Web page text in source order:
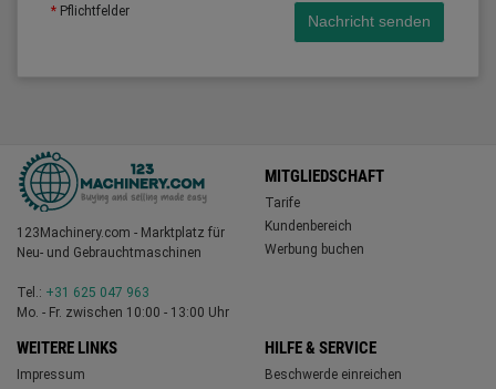
* Pflichtfelder
Nachricht senden
123Machinery.com - Marktplatz für
Neu- und Gebrauchtmaschinen
Tel.: +31 625 047 963
Mo. - Fr. zwischen 10:00 - 13:00 Uhr
MITGLIEDSCHAFT
Tarife
Kundenbereich
Werbung buchen
WEITERE LINKS
Impressum
HILFE & SERVICE
Beschwerde einreichen